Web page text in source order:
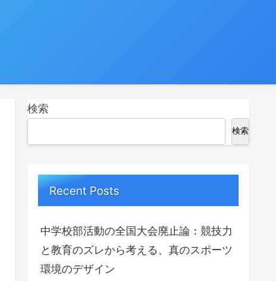
検索
検索
Recent Posts
中学校部活動の全国大会廃止論：競技力
と教育のズレから考える、真のスポーツ
環境のデザイン